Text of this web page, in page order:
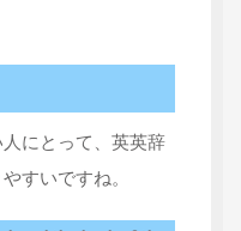
にとって、英英辞
すいですね。